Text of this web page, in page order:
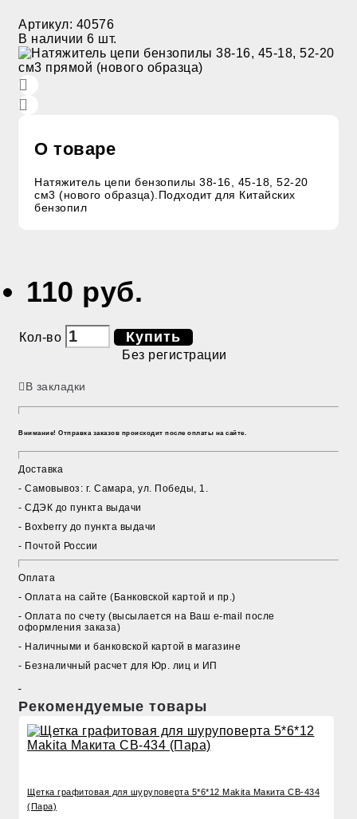
Артикул: 40576
В наличии 6 шт.
О товаре
Натяжитель цепи бензопилы 38-16, 45-18, 52-20
см3 (нового образца).Подходит для Китайских
бензопил
110 руб.
Кол-во Купить
Без регистрации
В закладки
Внимание! Отправка заказов происходит после оплаты на сайте.
Доставка
- Cамовывоз: г. Самара, ул. Победы, 1.
- СДЭК до пункта выдачи
- Boxberry до пункта выдачи
- Почтой России
Оплата
- Оплата на сайте (Банковской картой и пр.)
- Оплата по счету (высылается на Ваш e-mail после
оформления заказа)
- Наличными и банковской картой в магазине
- Безналичный расчет для Юр. лиц и ИП
Рекомендуемые товары
Щетка графитовая для шуруповерта 5*6*12 Makita Макита CB-434
(Пара)